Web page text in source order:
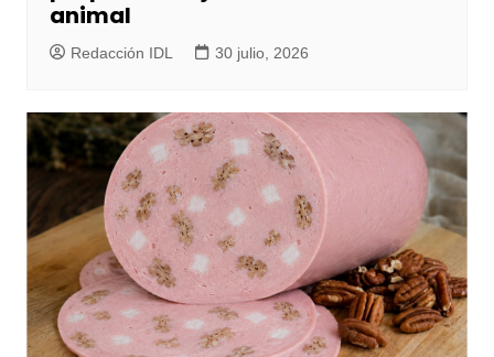
animal
Redacción IDL 30 julio, 2026